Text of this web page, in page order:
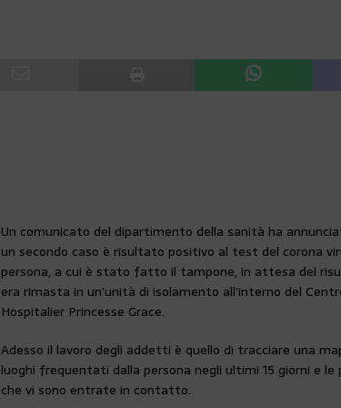
Un comunicato del dipartimento della sanità ha
un secondo caso è risultato positivo al test del corona
persona, a cui è stato fatto il tampone, in attesa del
era rimasta in un’unità di isolamento all’interno del
Hospitalier Princesse Grace.
Adesso il lavoro degli addetti è quello di tracciare una
luoghi frequentati dalla persona negli ultimi 15 giorni e le
che vi sono entrate in contatto.